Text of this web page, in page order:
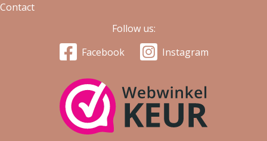
Contact
Follow us:
Facebook
Instagram